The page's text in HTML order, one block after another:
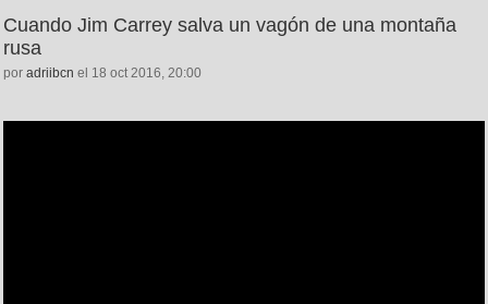
Cuando Jim Carrey salva un vagón de una montaña
rusa
por adriibcn el 18 oct 2016, 20:00